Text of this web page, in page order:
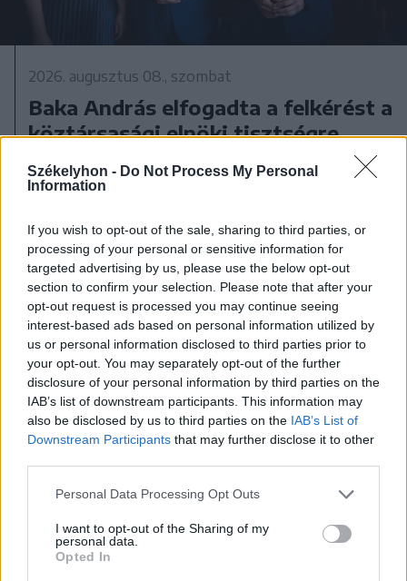
Székelyhon - Do Not Process My Personal
Information
If you wish to opt-out of the sale, sharing to third parties, or
processing of your personal or sensitive information for
targeted advertising by us, please use the below opt-out
section to confirm your selection. Please note that after your
opt-out request is processed you may continue seeing
interest-based ads based on personal information utilized by
us or personal information disclosed to third parties prior to
your opt-out. You may separately opt-out of the further
disclosure of your personal information by third parties on the
IAB’s list of downstream participants. This information may
also be disclosed by us to third parties on the IAB’s List of
Downstream Participants that may further disclose it to other
Personal Data Processing Opt Outs
I want to opt-out of the Sharing of my
personal data.
Opted In
2026. augusztus 08., szombat
Baka András elfogadta a felkérést a
köztársasági elnöki tisztségre
2026. augusztus 08., szombat
Románia irányából érkező ukrán
csalidrón robbant fel Bulgáriában –